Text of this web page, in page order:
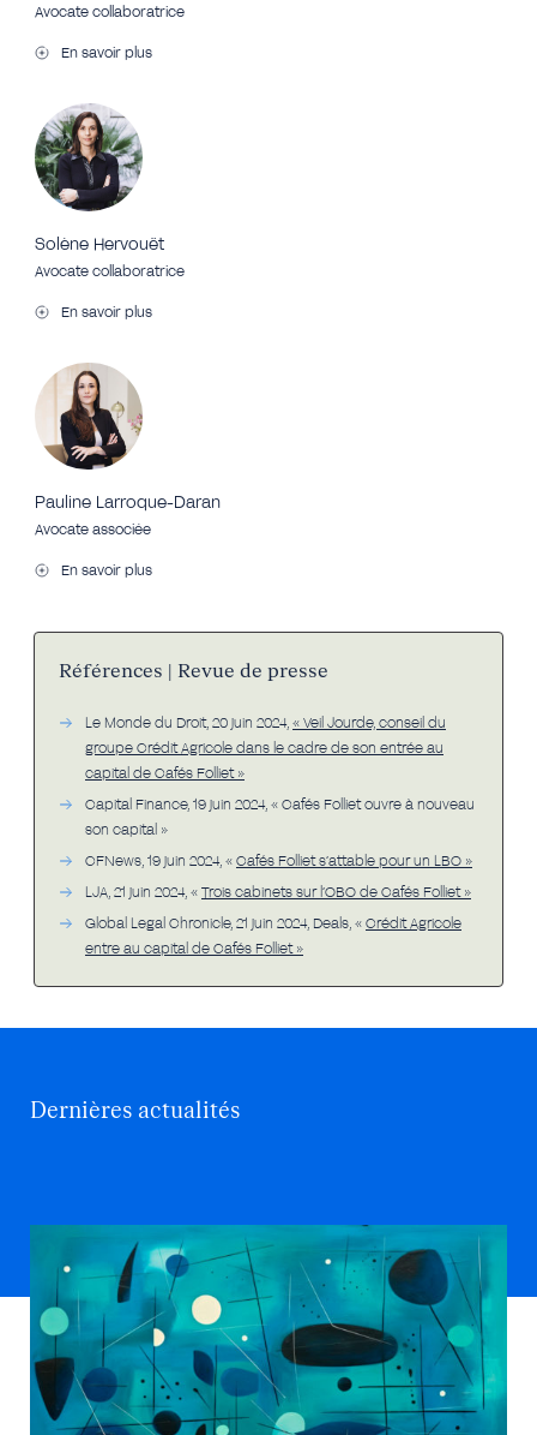
Avocate collaboratrice
En savoir plus
Solène Hervouët
Avocate collaboratrice
En savoir plus
Pauline Larroque-Daran
Avocate associée
En savoir plus
Références | Revue de presse
Le Monde du Droit, 20 juin 2024, « Veil Jourde, conseil du
groupe Crédit Agricole dans le cadre de son entrée au
capital de Cafés Folliet »
Capital Finance, 19 juin 2024, « Cafés Folliet ouvre à nouveau
son capital »
CFNews, 19 juin 2024, « Cafés Folliet s’attable pour un LBO »
LJA, 21 juin 2024, « Trois cabinets sur l’OBO de Cafés Folliet »
Global Legal Chronicle, 21 juin 2024, Deals, « Crédit Agricole
entre au capital de Cafés Folliet »
Dernières actualités